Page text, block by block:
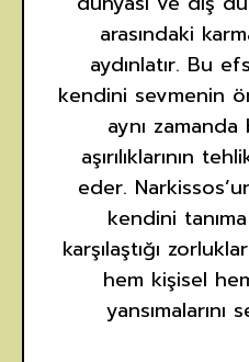
arasındaki
aydınlatır. Bu
kendini sevmenin
aynı zamanda
aşırılıklarının
eder.
kendini
karşılaştığı
hem kişisel